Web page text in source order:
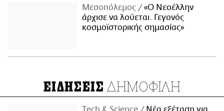
Μεσοπόλεμος
«Ο Νεοέλλην
άρχισε να λούεται. Γεγονός
κοσμοϊστορικής σημασίας»
ΕΙΔΗΣΕΙΣ ΔΗΜΟΦΙΛΗ